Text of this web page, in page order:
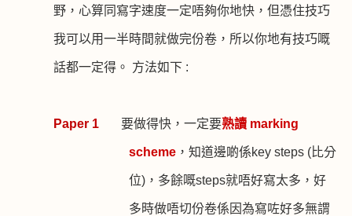
野，心算同寫字速度一定唔夠你地快，但憑住技巧
我可以用一半時間就做完份卷，所以你地有技巧嘅
話都一定得。 方法如下 :
Paper 1 要做得快，一定要熟讀 marking
scheme ，知道邊啲係key steps (比分
位) ，多餘嘅steps就唔好寫太多，好
多時做唔切份卷係因為寫咗好多無謂